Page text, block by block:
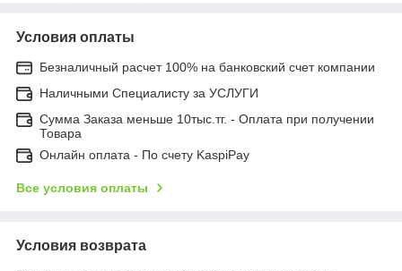
Условия оплаты
Безналичный расчет 100% на банковский счет компании
Наличными Специалисту за УСЛУГИ
Сумма Заказа меньше 10тыс.тг. - Оплата при получении
Товара
Онлайн оплата - По счету KaspiPay
Все условия оплаты
Условия возврата